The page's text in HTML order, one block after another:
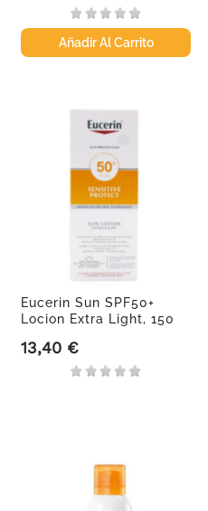
Añadir Al Carrito
Eucerin Sun SPF50+
Locion Extra Light, 150
Precio
13,40 €